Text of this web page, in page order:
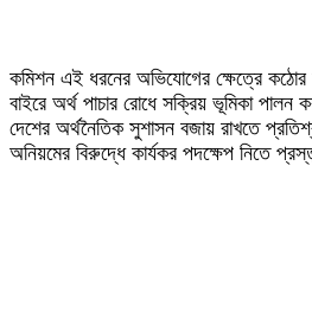
‎কমিশন এই ধরনের অভিযোগের ক্ষেত্রে
বাইরে অর্থ পাচার রোধে সক্রিয় ভূমিকা পালন
দেশের অর্থনৈতিক সুশাসন বজায় রাখতে
অনিয়মের বিরুদ্ধে কার্যকর পদক্ষেপ নিতে